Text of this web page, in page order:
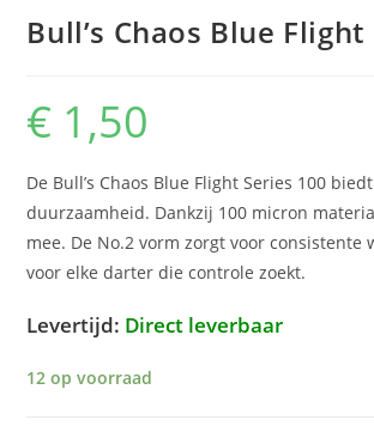
Bull’s Chaos Blue Flight
€ 1,50
De Bull’s Chaos Blue Flight Series 100
duurzaamheid. Dankzij 100 micron
mee. De No.2 vorm zorgt voor consistente
voor elke darter die controle zoekt.
Levertijd: Direct leverbaar
12 op voorraad